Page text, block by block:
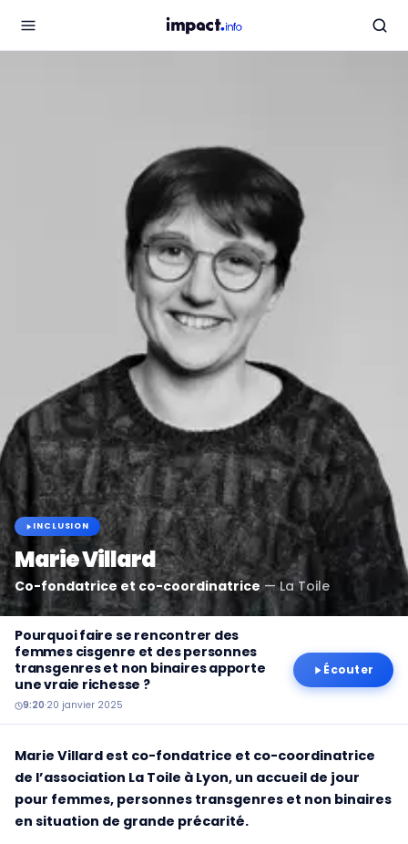
INCLUSION
Marie Villard
Co-fondatrice et co-coordinatrice —La Toile
Pourquoi faire se rencontrer des
femmes cisgenre et des personnes
transgenres et non binaires apporte
une vraie richesse ?
9:20·20 janvier 2025
Écouter
Marie Villard est co-fondatrice et co-coordinatrice
de l’association La Toile à Lyon, un accueil de jour
pour femmes, personnes transgenres et non binaires
en situation de grande précarité.